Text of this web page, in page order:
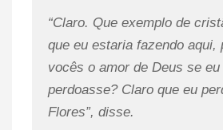
“Claro. Que exemplo de
que eu estaria fazendo aqui,
vocês o amor de Deus se eu
perdoasse? Claro que eu
Flores”, disse.